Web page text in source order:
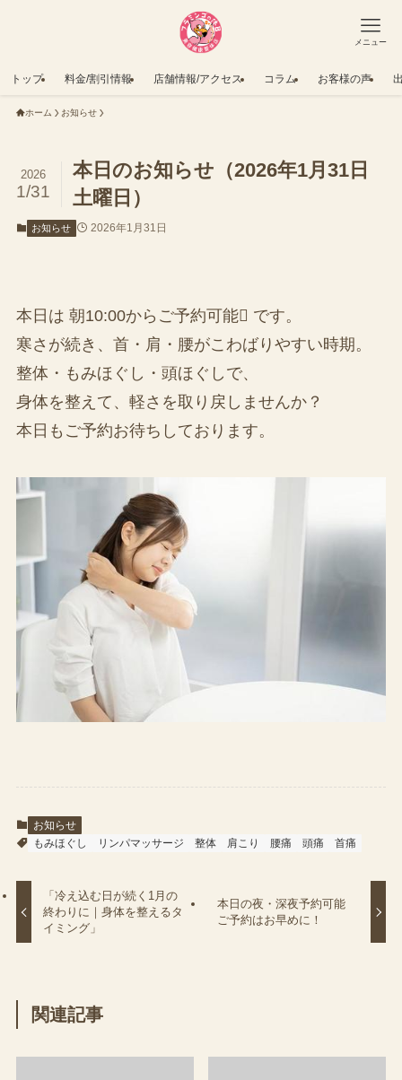
メニュー
トップ 料金/割引情報 店舗情報/アクセス コラム お客様の声
ホーム お知らせ
本日のお知らせ（2026年1月31日
土曜日）
2026
1/31
お知らせ 2026年1月31日
本日は 朝10:00からご予約可能 です。
寒さが続き、首・肩・腰がこわばりやすい時期。
整体・もみほぐし・頭ほぐしで、
身体を整えて、軽さを取り戻しませんか？
本日もご予約お待ちしております。
お知らせ
もみほぐし
リンパマッサージ 整体 肩こり 腰痛 頭痛 首痛
「冷え込む日が続く1月の
終わりに｜身体を整えるタ
イミング」
本日の夜・深夜予約可能
ご予約はお早めに！
関連記事